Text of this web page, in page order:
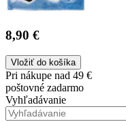
8,90 €
Vložiť do košíka
Pri nákupe nad 49 €
poštovné zadarmo
Vyhľadávanie